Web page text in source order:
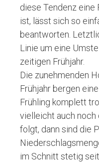
diese Tendenz eine
ist, lässt sich so
beantworten.
Linie um eine
zeitigen Frühjahr.
Die zunehmenden
Frühjahr bergen
Frühling komplett
vielleicht auch
folgt, dann sind die
im Schnitt stetig